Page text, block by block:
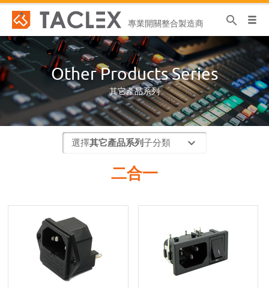
專業開關整合製造商 search
Other Products Series
其它產品系列
選擇其它產品系列子分類
二合一